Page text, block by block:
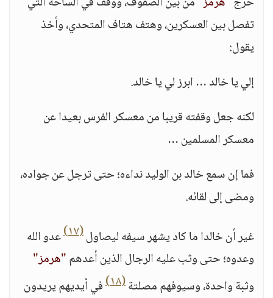
تفصل بين العسكرين، وهتف هتاف المتحدي، وأخذ
يقول:
إلي يا خالد … ابرز لي يا خالد.
لكنه جعل وقفته قريبا من معسكر الفرس بعيدا عن
معسكر المسلمين …
فما إن سمع خالد بن الوليد نداءه؛ حتى ترجل عن جواده،
ومضى إلى لقائه.
غير أن خالدا ما كاد يشهر سيفه ليصاول(١٧)
عدو الله
وعدوه؛ حتى وثب عليه الرجال الذين أعدهم"هرمز"
وثبة واحدة، وسيوفهم مصلتة(١٨)
في أيديهم يريدون